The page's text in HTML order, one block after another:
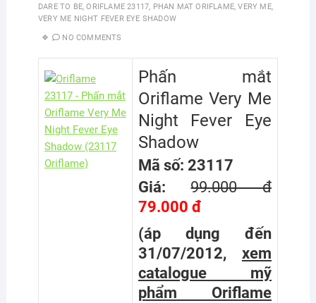
DARE TO BE,ORIFLAME 23117, PHAN MAT ORIFLAME,VERY ME,
VERY ME NIGHT FEVER EYE SHADOW
NO COMMENTS
Phấn mắt
Oriflame Very Me
Night Fever Eye
Shadow
Mã số: 23117
Giá:99.000 đ
79.000 đ
(áp dụng đến
31/07/2012, xem
catalogue mỹ
phẩm Oriflame